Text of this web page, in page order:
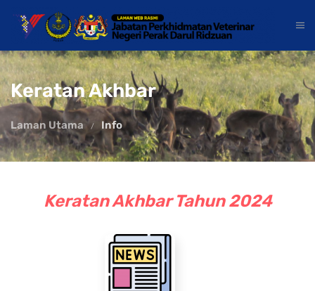
Keratan Akhbar
Laman Utama Info
Keratan Akhbar Tahun 2024